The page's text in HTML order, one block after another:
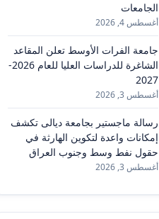
الجامعات
أغسطس 4, 2026
جامعة الفرات الأوسط تعلن المقاعد
الشاغرة للدراسات العليا للعام 2026-
2027
أغسطس 3, 2026
رسالة ماجستير بجامعة ديالى تكشف
إمكانات واعدة لتكوين الهارثة في
حقول نفط وسط وجنوب العراق
أغسطس 3, 2026